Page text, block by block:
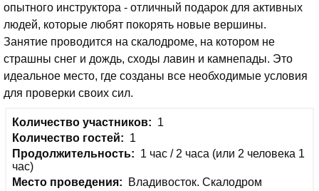
опытного инструктора - отличный подарок для активных
людей, которые любят покорять новые вершины.
Занятие проводится на скалодроме, на котором не
страшны снег и дождь, сходы лавин и камнепады. Это
идеальное место, где созданы все необходимые условия
для проверки своих сил.
Количество участников: 1
Количество гостей: 1
Продолжительность:
час)
Место проведения:
Владивосток. Скалодром